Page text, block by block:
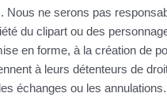
ne serons pas
du clipart ou des
en forme, à la création de
à leurs détenteurs de
échanges ou les